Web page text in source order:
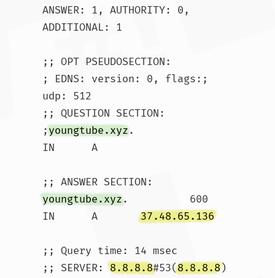
ANSWER: 1, AUTHORITY: 0,
ADDITIONAL: 1
;; OPT PSEUDOSECTION:
; EDNS: version: 0, flags:;
udp: 512
;; QUESTION SECTION:
;youngtube.xyz.
IN	A
youngtube.xyz.		600
IN	A 37.48.65.136
;; Query time: 14 msec
;; SERVER: 8.8.8.8#53(8.8.8.8)